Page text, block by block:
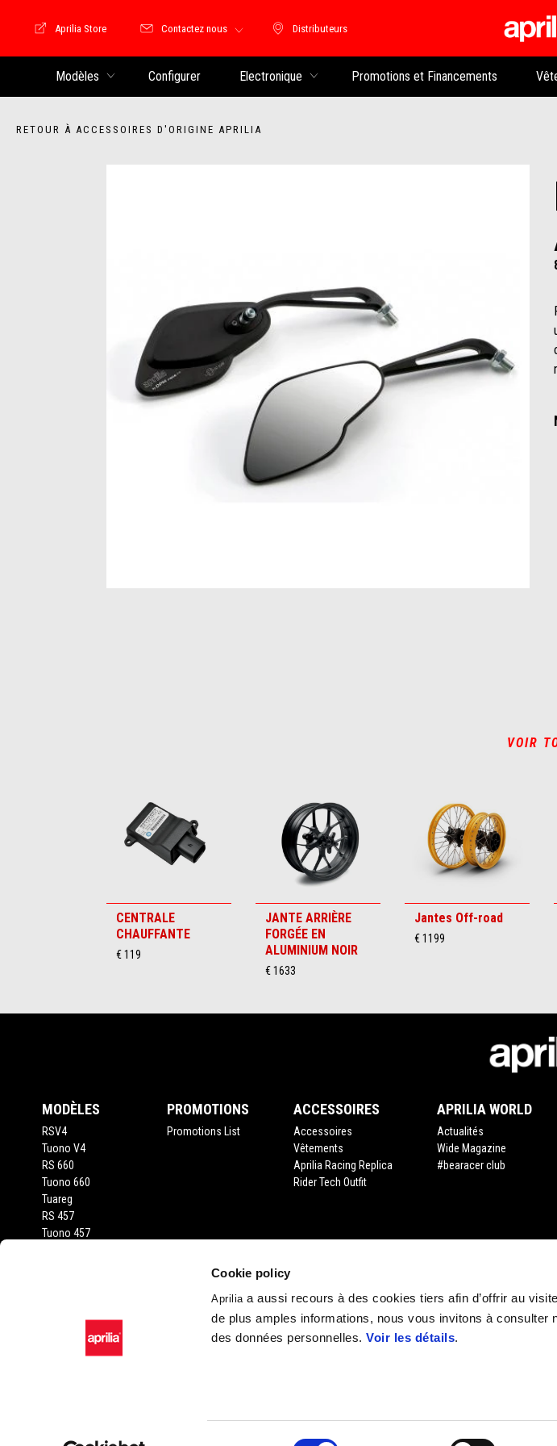
Cookie policy
Apriliaa aussi recours à des cookies tiers afin d’offrir au
de plus amples informations, nous vous invitons à consulter
des données personnelles.Voir les détails.
Distributeurs
Distributeurs
Store Motoguzzi
Aprilia Store Contactez nous
Modèles Configurer Electronique Promotions et Financements
RETOUR À ACCESSOIRES D'ORIGINE APRILIA
VOIR
CENTRALE
CHAUFFANTE
€ 119
JANTE ARRIÈRE
FORGÉE EN
ALUMINIUM NOIR
€ 1633
Jantes Off-road
€ 1199
MODÈLES
RSV4
Tuono V4
RS 660
Tuono 660
Tuareg
RS 457
Tuono 457
SR GT 400
SR GT 125
PROMOTIONS
Promotions List
ACCESSOIRES
Accessoires
Vêtements
Aprilia Racing Replica
Rider Tech Outfit
APRILIA WORLD
Actualités
Wide Magazine
#bearacer club